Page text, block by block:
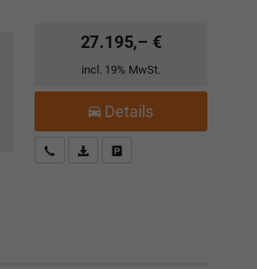
27.195,– €
incl. 19% MwSt.
Details
Kostenloser Rückruf-Service
PDF-Datei, Fahrzeugexposé